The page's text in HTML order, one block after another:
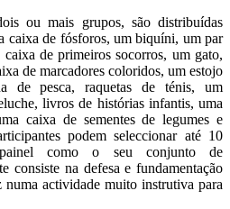
ou mais grupos, são distribuídas
caixa de fósforos, um biquíni, um par
de primeiros socorros, um gato,
de marcadores coloridos, um estojo
de pesca, raquetas de ténis, um
livros de histórias infantis, uma
caixa de sementes de legumes e
podem seleccionar até 10
como o seu conjunto de
consiste na defesa e fundamentação
numa actividade muito instrutiva para